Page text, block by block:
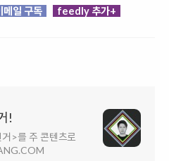
메일 구독 feedly 추가+
!
>를 주 콘텐츠로